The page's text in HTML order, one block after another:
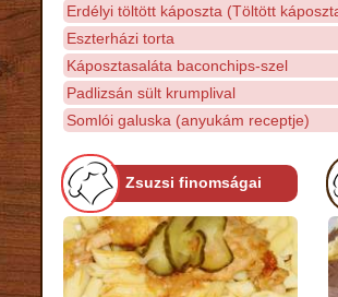
Erdélyi töltött káposzta (Töltött
Eszterházi torta
Káposztasaláta baconchips-szel
Padlizsán sült krumplival
Somlói galuska (anyukám receptje)
Zsuzsi finomságai